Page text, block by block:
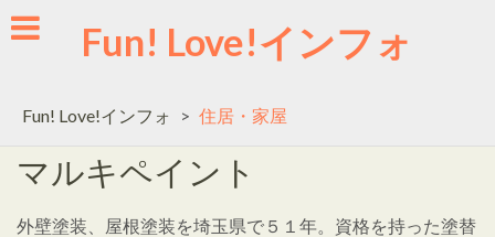
Skip
to
Fun! Love!インフォ
Fun! Love!インフォ > 住居・家屋
マルキペイント
外壁塗装、屋根塗装を埼玉県で５１年。資格を持った塗替